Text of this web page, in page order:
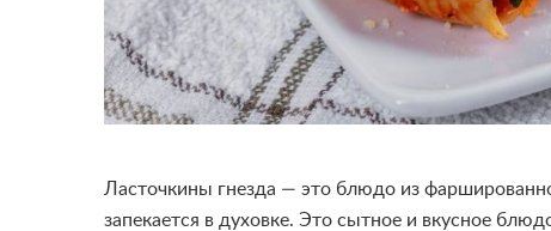
Ласточкины гнезда — это блюдо из
запекается в духовке. Это сытное и вкусное